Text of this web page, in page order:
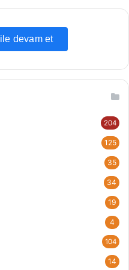
ile devam et
204
125
35
34
19
4
104
14